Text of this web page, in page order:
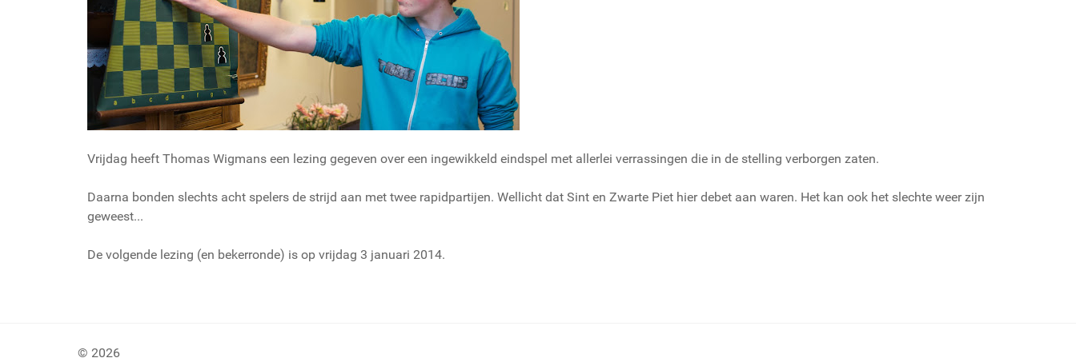
Vrijdag heeft Thomas Wigmans een lezing gegeven over een ingewikkeld eindspel met allerlei verrassingen die in de stelling verborgen zaten.
Daarna bonden slechts acht spelers de strijd aan met twee rapidpartijen. Wellicht dat Sint en Zwarte Piet hier debet aan waren. Het kan ook het slechte weer zijn
geweest...
De volgende lezing (en bekerronde) is op vrijdag 3 januari 2014.
© 2026